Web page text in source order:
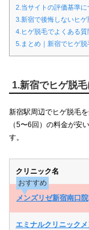
2.当サイトの評価基準に
3.新宿で後悔しないヒ
4.ヒゲ脱毛でよくある質
5.まとめ｜新宿でヒゲ
1.新宿でヒゲ脱
新宿駅周辺でヒゲ脱毛
（5〜6回）の料金が安
す。
クリニック名
おすすめ
メンズリゼ新宿南口院
エミナルクリニック